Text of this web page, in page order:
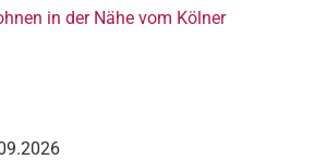
in der Nähe vom Kölner